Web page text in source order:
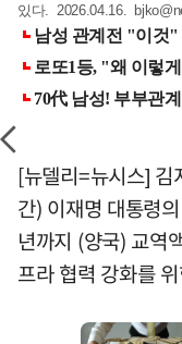
있다. 2026.04.16.
[뉴델리=뉴시스]
간) 이재명 대통령
년까지 (양국) 교역
프라 협력 강화를